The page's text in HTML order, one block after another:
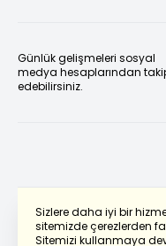
Sizlere daha iyi bir
sitemizde çerezlerden
Sitemizi kullanmaya
Günlük gelişmeleri sosyal
medya hesaplarından
edebilirsiniz.